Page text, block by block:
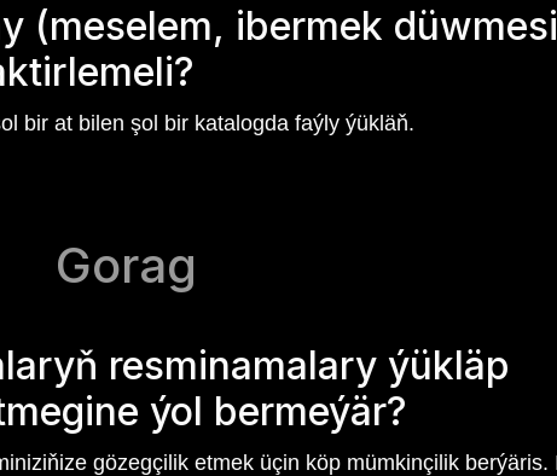
(meselem, ibermek
bir at bilen şol bir katalogda faýly ýükläň.
Gorag
resminamalary ýükläp
ýol bermeýär?
gözegçilik etmek üçin köp mümkinçilik berýäris.